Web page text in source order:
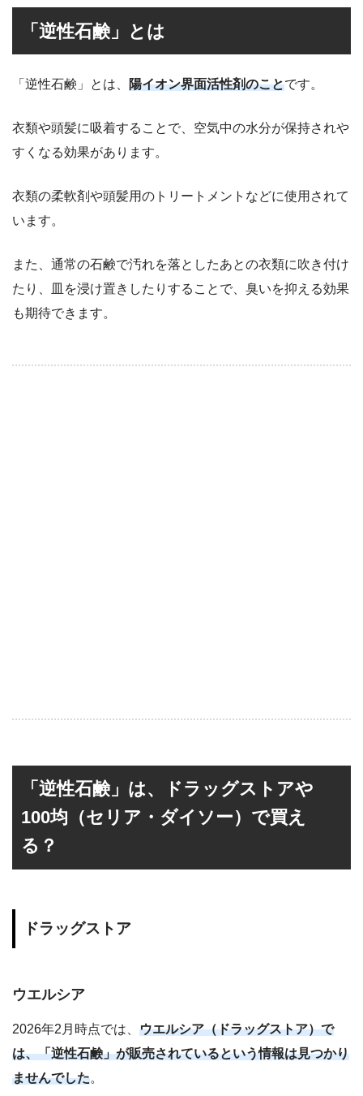
「逆性石鹸」とは
「逆性石鹸」とは、 陽イオン界面活性剤のことです。
衣類や頭髪に吸着することで、空気中の水分が保持されや
すくなる効果があります。
衣類の柔軟剤や頭髪用のトリートメントなどに使用されて
います。
また、通常の石鹸で汚れを落としたあとの衣類に吹き付け
たり、皿を浸け置きしたりすることで、臭いを抑える効果
も期待できます。
「逆性石鹸」は、ドラッグストアや
100均（セリア・ダイソー）で買え
る？
ドラッグストア
ウエルシア
2026年2月時点では、 ウエルシア（ドラッグストア）で
は、「逆性石鹸」が販売されているという情報は見つかり
ませんでした。